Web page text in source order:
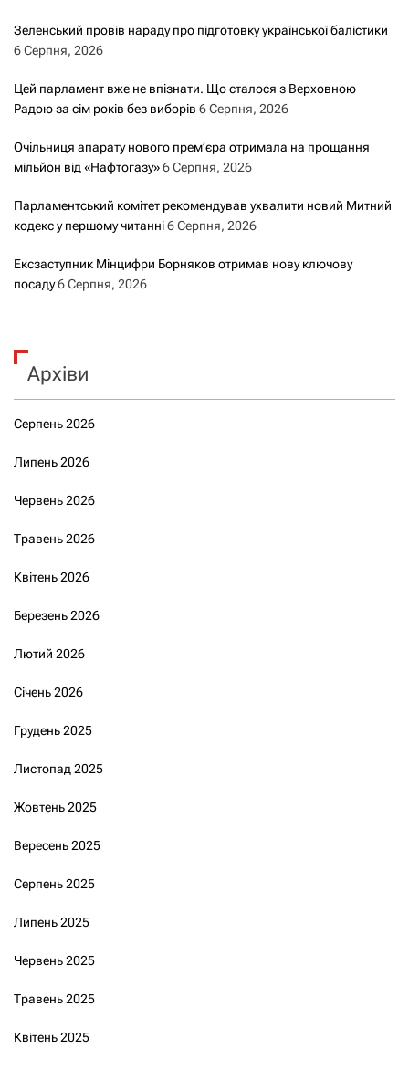
Зеленський провів нараду про підготовку української балістики
6 Серпня, 2026
Цей парламент вже не впізнати. Що сталося з Верховною
Радою за сім років без виборів 6 Серпня, 2026
Очільниця апарату нового прем’єра отримала на прощання
мільйон від «Нафтогазу»6 Серпня, 2026
Парламентський комітет рекомендував ухвалити новий Митний
кодекс у першому читанні6 Серпня, 2026
Ексзаступник Мінцифри Борняков отримав нову ключову
посаду6 Серпня, 2026
Архіви
Серпень 2026
Липень 2026
Червень 2026
Травень 2026
Квітень 2026
Березень 2026
Лютий 2026
Січень 2026
Грудень 2025
Листопад 2025
Жовтень 2025
Вересень 2025
Серпень 2025
Липень 2025
Червень 2025
Травень 2025
Квітень 2025